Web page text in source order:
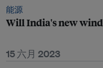
能源
Will India's new
15 六月 2023